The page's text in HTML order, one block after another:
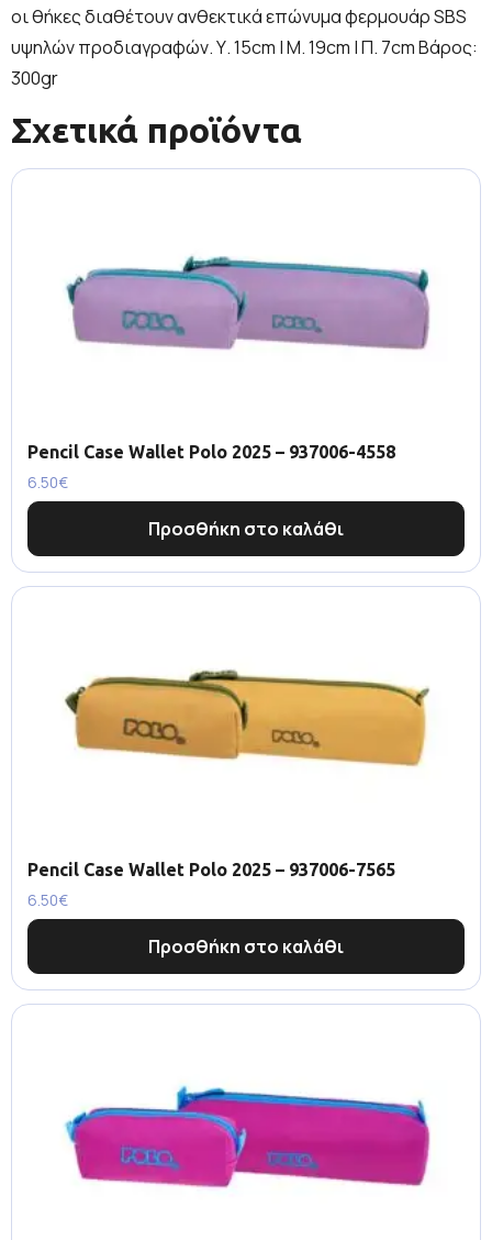
οι θήκες διαθέτουν ανθεκτικά επώνυμα φερμουάρ SBS
υψηλών προδιαγραφών. Υ. 15cm | Μ. 19cm | Π. 7cm Βάρος:
300gr
Σχετικά προϊόντα
Pencil Case Wallet Polo 2025 – 937006-4558
6.50€
Προσθήκη στο καλάθι
Pencil Case Wallet Polo 2025 – 937006-7565
6.50€
Προσθήκη στο καλάθι